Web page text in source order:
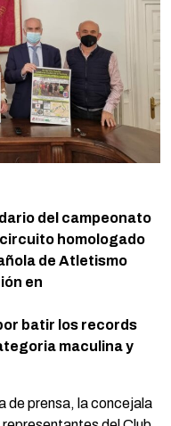
del campeonato
circuito homologado
de Atletismo
en
batir los records
maculina y
de prensa, la concejala